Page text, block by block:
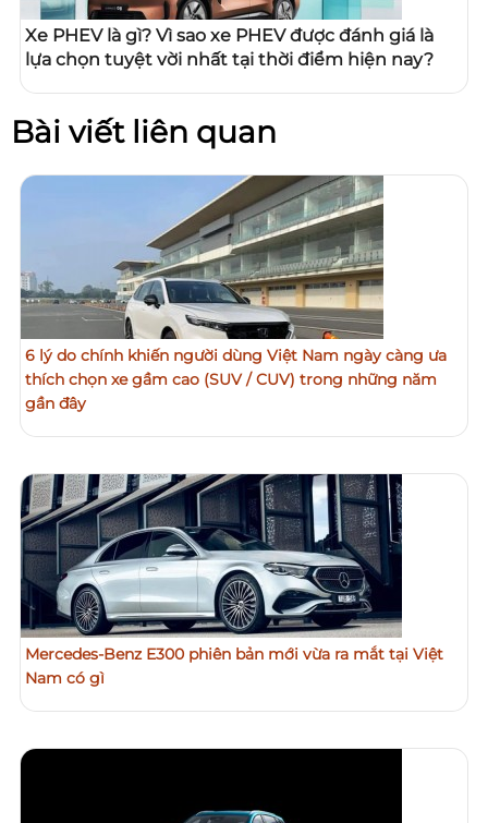
Xe PHEV là gì? Vì sao xe PHEV được đánh giá là
lựa chọn tuyệt vời nhất tại thời điểm hiện nay?
Bài viết liên quan
6 lý do chính khiến người dùng Việt Nam ngày càng ưa
thích chọn xe gầm cao (SUV / CUV) trong những năm
gần đây
Mercedes-Benz E300 phiên bản mới vừa ra mắt tại Việt
Nam có gì